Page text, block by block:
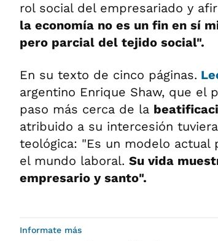
rol social del empresariado y
la economía no es un fin en sí
pero parcial del tejido social".
En su texto de cinco páginas.
argentino Enrique Shaw, que el
paso más cerca de la
atribuido a su intercesión
teológica: "Es un modelo
el mundo laboral. Su vida
empresario y santo".
Informate más